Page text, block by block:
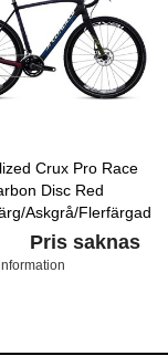
Crux Pro Race
Disc Red
Askgrå/Flerfärgad
Pris saknas